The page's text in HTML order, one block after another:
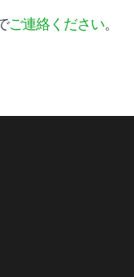
ご連絡ください。